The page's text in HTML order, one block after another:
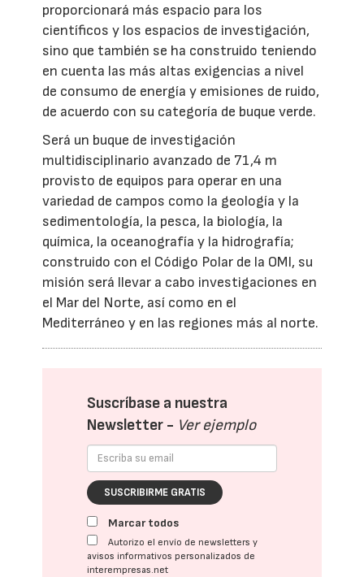
proporcionará más espacio para los
científicos y los espacios de investigación,
sino que también se ha construido teniendo
en cuenta las más altas exigencias a nivel
de consumo de energía y emisiones de ruido,
de acuerdo con su categoría de buque verde.
Será un buque de investigación
multidisciplinario avanzado de 71,4 m
provisto de equipos para operar en una
variedad de campos como la geología y la
sedimentología, la pesca, la biología, la
química, la oceanografía y la hidrografía;
construido con el Código Polar de la OMI, su
misión será llevar a cabo investigaciones en
el Mar del Norte, así como en el
Mediterráneo y en las regiones más al norte.
Suscríbase a nuestra
Newsletter - Ver ejemplo
SUSCRIBIRME GRATIS
Marcar todos
Autorizo el envío de newsletters y
avisos informativos personalizados de
interempresas.net